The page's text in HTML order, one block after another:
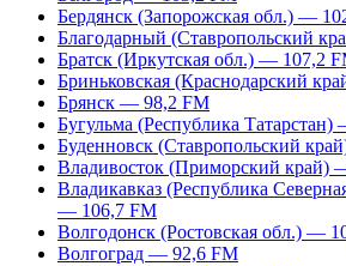
Бердянск (Запорожская обл.) —
Благодарный (Ставропольский
Братск (Иркутская обл.) — 107,2
Бриньковская (Краснодарский
Брянск — 98,2 FM
Бугульма (Республика
Буденновск (Ставропольский
Владивосток (Приморский край)
Владикавказ (Республика
— 106,7 FM
Волгодонск (Ростовская обл.) —
Волгоград — 92,6 FM